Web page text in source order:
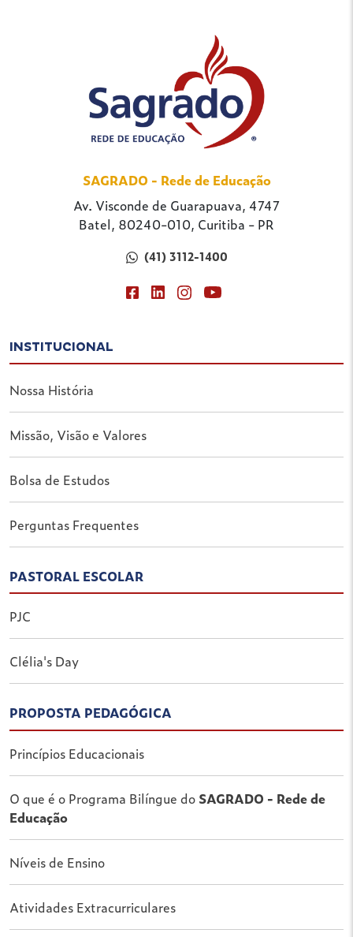
SAGRADO - Rede de Educação
Av. Visconde de Guarapuava, 4747
Batel, 80240-010, Curitiba - PR
(41) 3112-1400
INSTITUCIONAL
Nossa História
Missão, Visão e Valores
Bolsa de Estudos
Perguntas Frequentes
PASTORAL ESCOLAR
PJC
Clélia's Day
PROPOSTA PEDAGÓGICA
Princípios Educacionais
O que é o Programa Bilíngue do SAGRADO - Rede de
Educação
Níveis de Ensino
Atividades Extracurriculares